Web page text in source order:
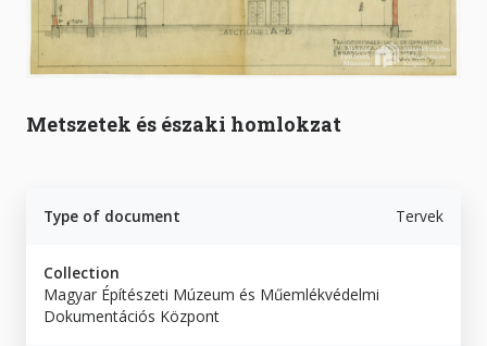
Metszetek és északi homlokzat
Type of document Tervek
Collection
Magyar Építészeti Múzeum és Műemlékvédelmi
Dokumentációs Központ